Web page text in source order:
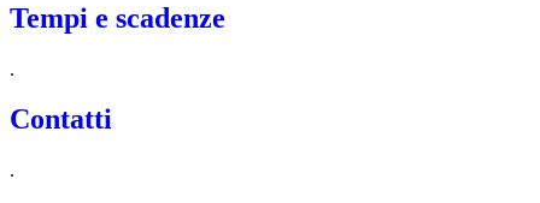
Tempi e scadenze
.
Contatti
.